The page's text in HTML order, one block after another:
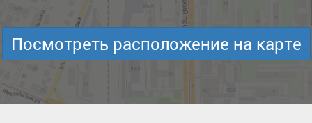
Посмотреть расположение на карте